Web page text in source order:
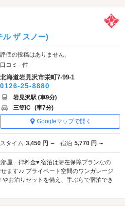
ル ザ スノー)
評価の投稿はありません。
口コミ - 件
北海道岩見沢市栄町7-99-1
0126-25-8880
岩見沢駅 (車9分)
三笠IC (車7分)
Googleマップで開く
タイム 3,450 円 ～ 宿泊 5,770 円 ～
屋一律料金♥ 宿泊は滞在保障プランなの
ます♪♪ プライベート空間のワンガレージ
お泊りセットを備え、手ぶらで宿泊でき